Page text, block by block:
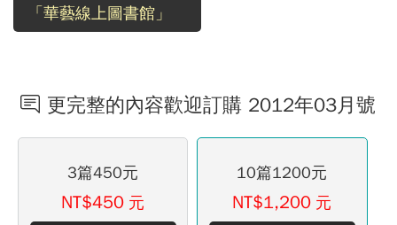
「華藝線上圖書館」
更完整的內容歡迎訂購 2012年03月號
3篇450元
NT$450 元
10篇1200元
NT$1,200 元